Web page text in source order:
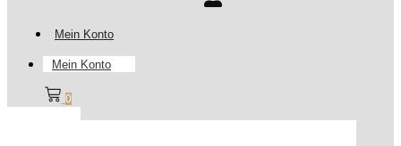
Mein Konto
Mein Konto
0